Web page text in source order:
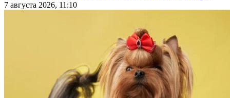
7 августа 2026, 11:10